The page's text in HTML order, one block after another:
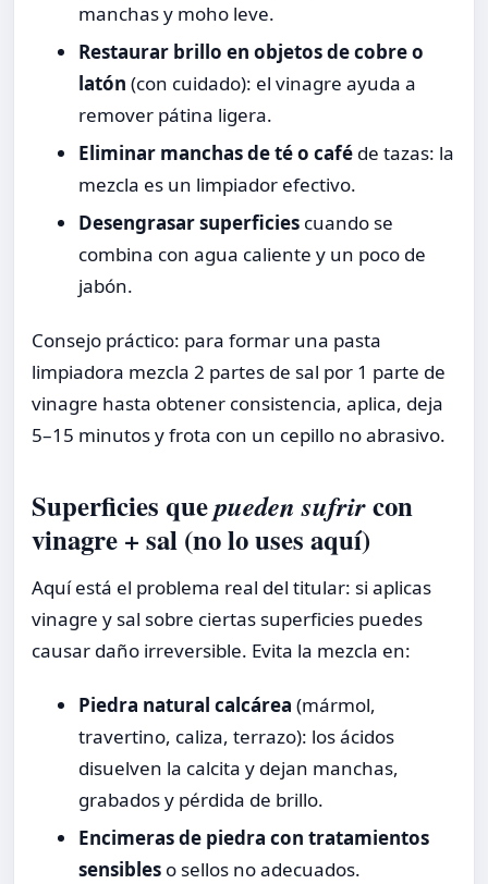
manchas y moho leve.
Restaurar brillo en objetos de cobre o
latón (con cuidado): el vinagre ayuda a
remover pátina ligera.
Eliminar manchas de té o caféde tazas: la
mezcla es un limpiador efectivo.
Desengrasar superficiescuando se
combina con agua caliente y un poco de
jabón.
Consejo práctico: para formar una pasta
limpiadora mezcla 2 partes de sal por 1 parte de
vinagre hasta obtener consistencia, aplica, deja
5–15 minutos y frota con un cepillo no abrasivo.
Superficies quepueden sufrircon
vinagre + sal (no lo uses aquí)
Aquí está el problema real del titular: si aplicas
vinagre y sal sobre ciertas superficies puedes
causar daño irreversible. Evita la mezcla en:
Piedra natural calcárea (mármol,
travertino, caliza, terrazo): los ácidos
disuelven la calcita y dejan manchas,
grabados y pérdida de brillo.
Encimeras de piedra con tratamientos
sensibleso sellos no adecuados.